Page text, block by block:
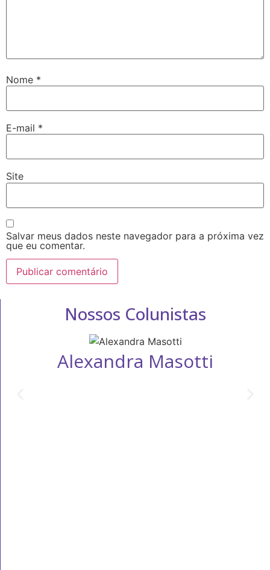
Nome *
E-mail *
Site
Salvar meus dados neste navegador para a próxima vez
que eu comentar.
Nossos Colunistas
Alexandra Masotti